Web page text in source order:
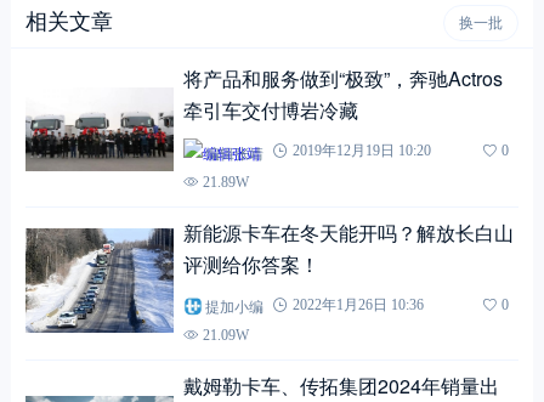
相关文章 换一批
将产品和服务做到“极致”，奔驰Actros
牵引车交付博岩冷藏
编辑张靖 2019年12月19日 10:20
0
21.89W
新能源卡车在冬天能开吗？解放长白山
评测给你答案！
提加小编 2022年1月26日 10:36
0
21.09W
戴姆勒卡车、传拓集团2024年销量出